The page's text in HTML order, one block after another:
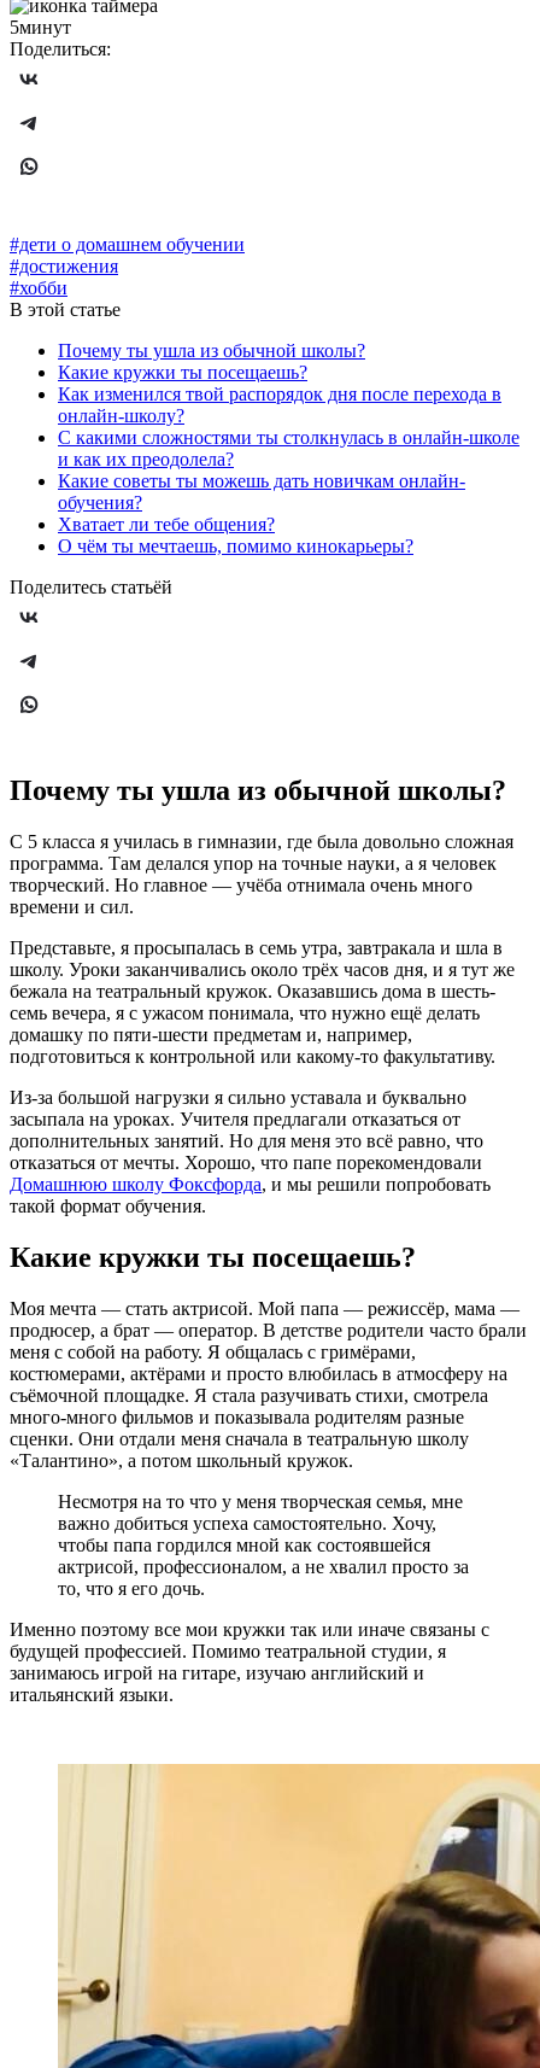
5минут
Поделиться:
#дети о домашнем обучении
#достижения
#хобби
В этой статье
Почему ты ушла из обычной школы?
Какие кружки ты посещаешь?
Как изменился твой распорядок дня после перехода в
онлайн-школу?
С какими сложностями ты столкнулась в онлайн-школе
и как их преодолела?
Какие советы ты можешь дать новичкам онлайн-
обучения?
Хватает ли тебе общения?
О чём ты мечтаешь, помимо кинокарьеры?
Поделитесь статьёй
Почему ты ушла из обычной школы?
С 5 класса я училась в гимназии, где была довольно сложная
программа. Там делался упор на точные науки, а я человек
творческий. Но главное — учёба отнимала очень много
времени и сил.
Представьте, я просыпалась в семь утра, завтракала и шла в
школу. Уроки заканчивались около трёх часов дня, и я тут же
бежала на театральный кружок. Оказавшись дома в шесть-
семь вечера, я с ужасом понимала, что нужно ещё делать
домашку по пяти-шести предметам и, например,
подготовиться к контрольной или какому-то факультативу.
Из-за большой нагрузки я сильно уставала и буквально
засыпала на уроках. Учителя предлагали отказаться от
дополнительных занятий. Но для меня это всё равно, что
отказаться от мечты. Хорошо, что папе порекомендовали
Домашнюю школу Фоксфорда, и мы решили попробовать
такой формат обучения.
Какие кружки ты посещаешь?
Моя мечта — стать актрисой. Мой папа — режиссёр, мама —
продюсер, а брат — оператор. В детстве родители часто брали
меня с собой на работу. Я общалась с гримёрами,
костюмерами, актёрами и просто влюбилась в атмосферу на
съёмочной площадке. Я стала разучивать стихи, смотрела
много-много фильмов и показывала родителям разные
сценки. Они отдали меня сначала в театральную школу
«Талантино», а потом школьный кружок.
Несмотря на то что у меня творческая семья, мне
важно добиться успеха самостоятельно. Хочу,
чтобы папа гордился мной как состоявшейся
актрисой, профессионалом, а не хвалил просто за
то, что я его дочь.
Именно поэтому все мои кружки так или иначе связаны с
будущей профессией. Помимо театральной студии, я
занимаюсь игрой на гитаре, изучаю английский и
итальянский языки.